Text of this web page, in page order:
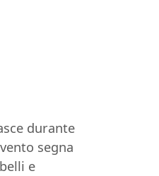
durante
segna
e